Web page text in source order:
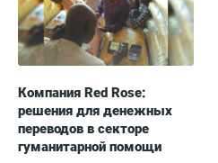
Компания Red Rose:
решения для денежных
переводов в секторе
гуманитарной помощи